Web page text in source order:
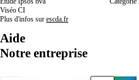
Viséo CI
Plus d'infos sur escda.fr
Aide
Notre entreprise